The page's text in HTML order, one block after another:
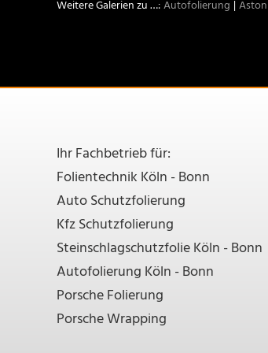
Autofolierung
Ihr Fachbetrieb für:
Folientechnik Köln - Bonn
Auto Schutzfolierung
Kfz Schutzfolierung
Steinschlagschutzfolie Köln - Bonn
Autofolierung Köln - Bonn
Porsche Folierung
Porsche Wrapping